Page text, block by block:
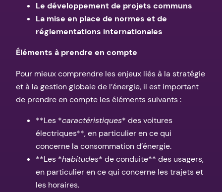
Le développement de projets communs
La mise en place de normes et de
réglementations internationales
Éléments à prendre en compte
Pour mieux comprendre les enjeux liés à la stratégie
et à la gestion globale de l’énergie, il est important
de prendre en compte les éléments suivants :
**Les *caractéristiques* des voitures
électriques**, en particulier en ce qui
concerne la consommation d’énergie.
**Les *habitudes* de conduite** des usagers,
en particulier en ce qui concerne les trajets et
les horaires.